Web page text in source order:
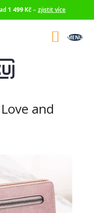
1 499 Kč – zjistit více
and